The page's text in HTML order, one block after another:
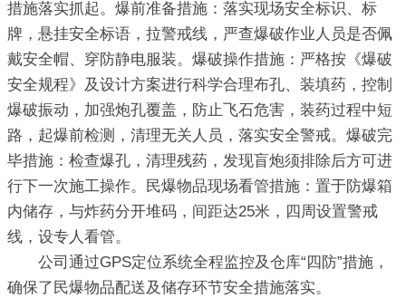
措施落实抓起。爆前准备措施：落实现场安全标识、标
牌，悬挂安全标语，拉警戒线，严查爆破作业人员是否佩
戴安全帽、穿防静电服装。爆破操作措施：严格按《爆破
安全规程》及设计方案进行科学合理布孔、装填药，控制
爆破振动，加强炮孔覆盖，防止飞石危害，装药过程中短
路，起爆前检测，清理无关人员，落实安全警戒。爆破完
毕措施：检查爆孔，清理残药，发现盲炮须排除后方可进
行下一次施工操作。民爆物品现场看管措施：置于防爆箱
内储存，与炸药分开堆码，间距达25米，四周设置警戒
线，设专人看管。
公司通过GPS定位系统全程监控及仓库“四防”措施，
确保了民爆物品配送及储存环节安全措施落实。